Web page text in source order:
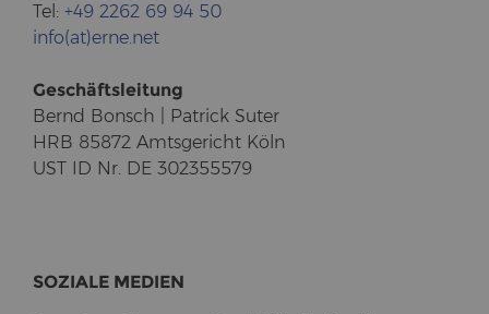
Tel: +49 2262 69 94 50
info(at)erne.net
Ge­schäfts­lei­tung
Bernd Bonsch | Pa­trick Suter
HRB 85872 Amts­ge­richt Köln
UST ID Nr. DE 302355579
SO­ZIA­LE ME­DI­EN